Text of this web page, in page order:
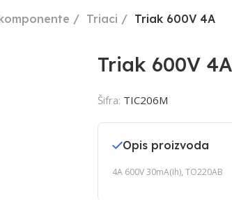
Triaci Triak 600V 4A
Triak 600V 4A
Šifra: TIC206M
Opis proizvoda
4A 600V 30mA(Ih), TO220AB